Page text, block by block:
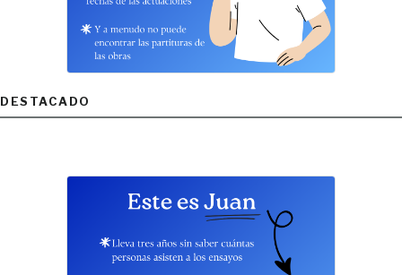
DESTACADO